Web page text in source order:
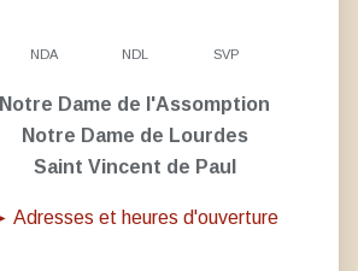
NDA NDL SVP
Notre Dame de l'Assomption
Notre Dame de Lourdes
Saint Vincent de Paul
Adresses et heures d'ouverture